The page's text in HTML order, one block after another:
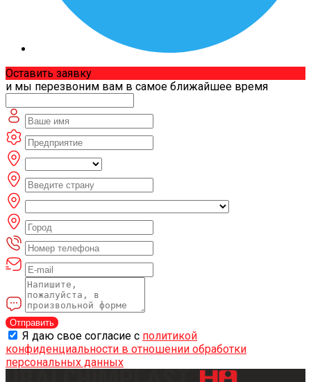
Оставить заявку
и мы перезвоним вам в самое ближайшее время
Отправить
Я даю свое согласие с политикой
конфиденциальности в отношении обработки
персональных данных